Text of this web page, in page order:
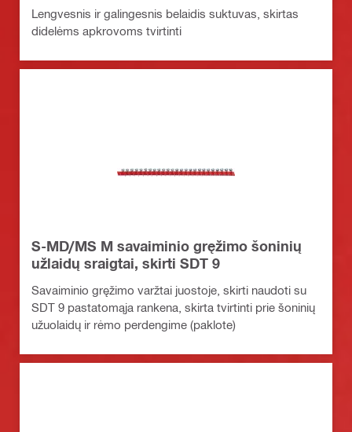
Lengvesnis ir galingesnis belaidis suktuvas, skirtas
didelėms apkrovoms tvirtinti
S-MD/MS M savaiminio gręžimo šoninių
užlaidų sraigtai, skirti SDT 9
Savaiminio gręžimo varžtai juostoje, skirti naudoti su
SDT 9 pastatomąja rankena, skirta tvirtinti prie šoninių
užuolaidų ir rėmo perdengime (paklote)